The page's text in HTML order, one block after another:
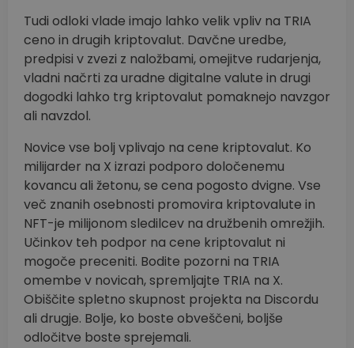
Tudi odloki vlade imajo lahko velik vpliv na TRIA
ceno in drugih kriptovalut. Davčne uredbe,
predpisi v zvezi z naložbami, omejitve rudarjenja,
vladni načrti za uradne digitalne valute in drugi
dogodki lahko trg kriptovalut pomaknejo navzgor
ali navzdol.
Novice vse bolj vplivajo na cene kriptovalut. Ko
milijarder na X izrazi podporo določenemu
kovancu ali žetonu, se cena pogosto dvigne. Vse
več znanih osebnosti promovira kriptovalute in
NFT-je milijonom sledilcev na družbenih omrežjih.
Učinkov teh podpor na cene kriptovalut ni
mogoče preceniti. Bodite pozorni na TRIA
omembe v novicah, spremljajte TRIA na X.
Obiščite spletno skupnost projekta na Discordu
ali drugje. Bolje, ko boste obveščeni, boljše
odločitve boste sprejemali.